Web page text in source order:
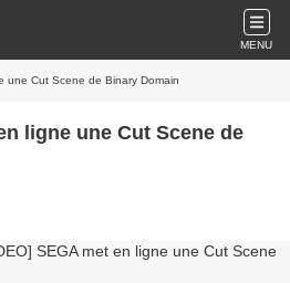
MENU
une Cut Scene de Binary Domain
ligne une Cut Scene de